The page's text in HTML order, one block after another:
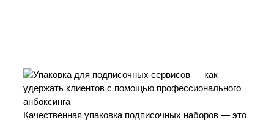
Качественная упаковка подписочных наборов — это